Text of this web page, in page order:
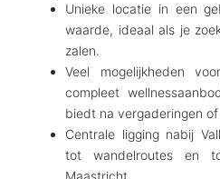
Unieke locatie in een
waarde, ideaal als je
zalen.
Veel mogelijkheden
compleet
biedt na vergaderingen
Centrale ligging nabij
tot wandelroutes en